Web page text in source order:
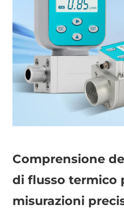
Comprensione
di flusso termico
misurazioni